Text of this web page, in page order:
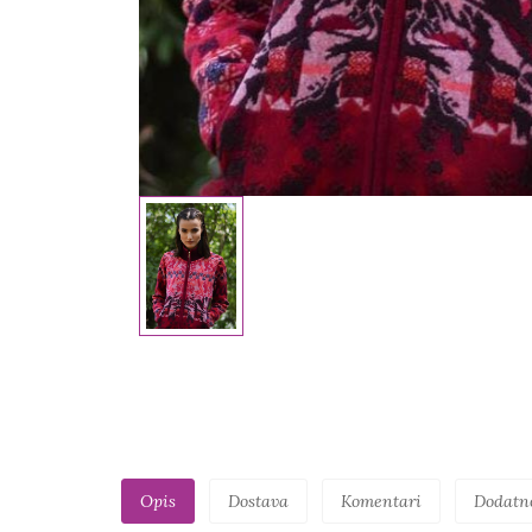
Opis Dostava Komentari